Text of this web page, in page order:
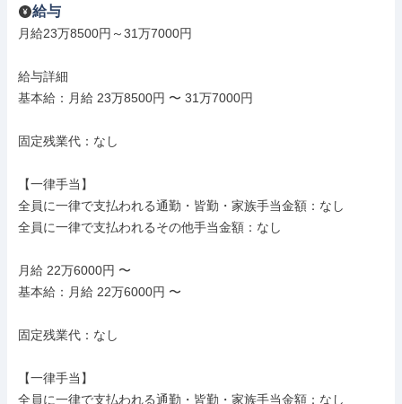
給与
月給23万8500円～31万7000円
給与詳細
基本給：月給 23万8500円 〜 31万7000円
固定残業代：なし
【一律手当】
全員に一律で支払われる通勤・皆勤・家族手当金額：なし
全員に一律で支払われるその他手当金額：なし
月給 22万6000円 〜
基本給：月給 22万6000円 〜
固定残業代：なし
【一律手当】
全員に一律で支払われる通勤・皆勤・家族手当金額：なし